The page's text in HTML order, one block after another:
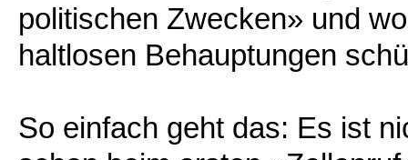
politischen Zwecken» und
haltlosen Behauptungen
So einfach geht das: Es ist